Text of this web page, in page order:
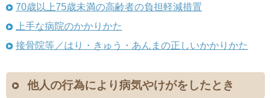
70歳以上75歳未満の高齢者の負担軽減措置
上手な病院のかかりかた
接骨院等／はり・きゅう・あんまの正しいかかりかた
他人の行為により病気やけがをしたとき